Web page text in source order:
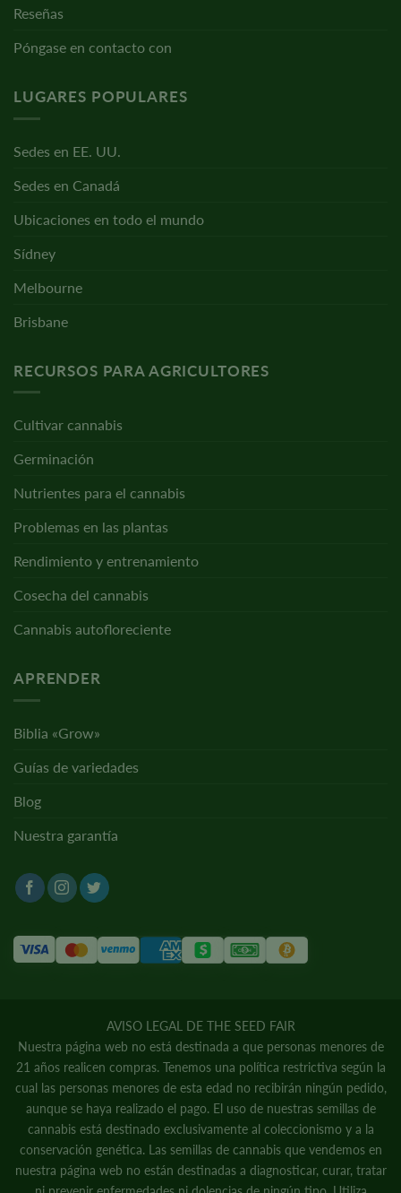
Reseñas
Póngase en contacto con
LUGARES POPULARES
Sedes en EE. UU.
Sedes en Canadá
Ubicaciones en todo el mundo
Sídney
Melbourne
Brisbane
RECURSOS PARA AGRICULTORES
Cultivar cannabis
Germinación
Nutrientes para el cannabis
Problemas en las plantas
Rendimiento y entrenamiento
Cosecha del cannabis
Cannabis autofloreciente
APRENDER
Biblia «Grow»
Guías de variedades
Blog
Nuestra garantía
AVISO LEGAL DE THE SEED FAIR
Nuestra página web no está destinada a que personas menores de
21 años realicen compras. Tenemos una política restrictiva según la
cual las personas menores de esta edad no recibirán ningún pedido,
aunque se haya realizado el pago. El uso de nuestras semillas de
cannabis está destinado exclusivamente al coleccionismo y a la
conservación genética. Las semillas de cannabis que vendemos en
nuestra página web no están destinadas a diagnosticar, curar, tratar